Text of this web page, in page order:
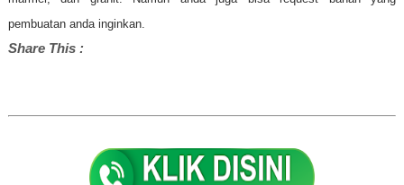
pembuatan anda inginkan.
Share This :